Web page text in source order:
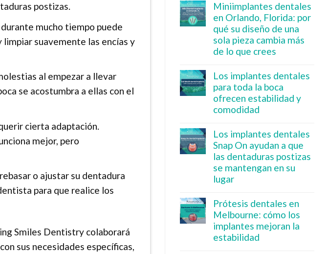
postizas.
mucho tiempo puede
suavemente las encías y
al empezar a llevar
se acostumbra a ellas con el
cierta adaptación.
mejor, pero
o ajustar su dentadura
para que realice los
Smiles Dentistry colaborará
sus necesidades específicas,
Miniimplantes dentales
en Orlando, Florida: por
qué su diseño de una
sola pieza cambia más
de lo que crees
Los implantes dentales
para toda la boca
ofrecen estabilidad y
comodidad
Los implantes dentales
Snap On ayudan a que
las dentaduras postizas
se mantengan en su
lugar
Prótesis dentales en
Melbourne: cómo los
implantes mejoran la
estabilidad